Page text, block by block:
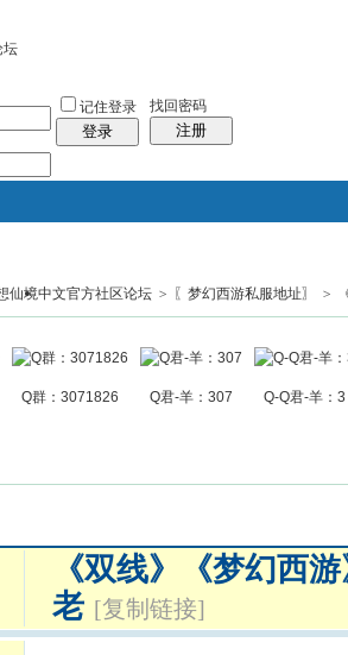
记住登录
登录
找回密码
注册
合 我的空间
帖子
仙境中文官方社区论坛 > 〖梦幻西游私服地址〗 >
Q群：3071826 Q君-羊：307 Q-Q君-羊：3
《双线》《梦幻西
老 [复制链接]